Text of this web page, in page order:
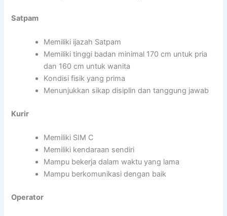
Satpam
Memiliki ijazah Satpam
Memiliki tinggi badan minimal 170 cm untuk pria
dan 160 cm untuk wanita
Kondisi fisik yang prima
Menunjukkan sikap disiplin dan tanggung jawab
Kurir
Memiliki SIM C
Memiliki kendaraan sendiri
Mampu bekerja dalam waktu yang lama
Mampu berkomunikasi dengan baik
Operator